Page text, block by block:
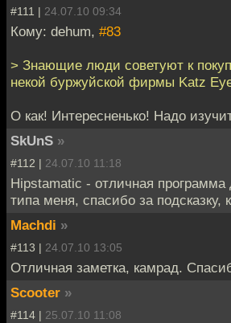
#111 | 24.07.10 09:34
Кому: dehum, #83
> Знающие люди советуют к
некой буржуйской фирмы Katz
О как! Интересненько! Надо
SkUnS »
#112 | 24.07.10 11:18
Hipstamatic - отличная программа
типа меня, спасибо за подсказку,
Machdi »
#113 | 24.07.10 13:05
Отличная заметка, камрад.
Scooter »
#114 | 25.07.10 11:08